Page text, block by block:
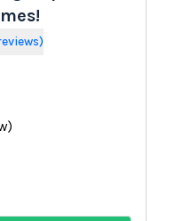
(6 reviews)